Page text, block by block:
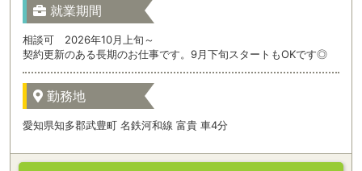
就業期間
相談可 2026年10月上旬～
契約更新のある長期のお仕事です。9月下旬スタートもOKです◎
勤務地
愛知県知多郡武豊町 名鉄河和線 富貴 車4分